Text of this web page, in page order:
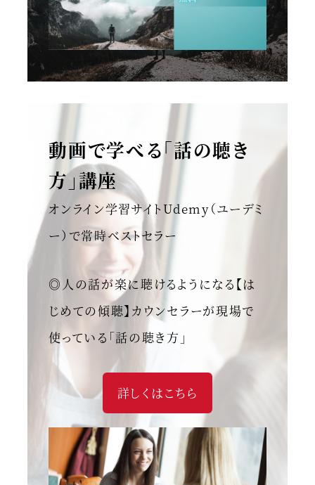
動画で学べる「話の聴き
方」講座
オンライン学習サイトUdemy（ユーデミ
ー）で常時ベストセラー
◎人の話が楽に聴けるようになる【は
じめての傾聴】カウンセラーが現場で
使っている「話の聴き方」
詳しくはこちら